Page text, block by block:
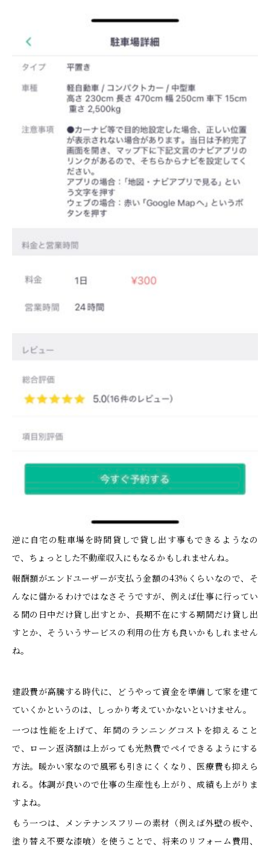
逆に自宅の駐車場を時間貸しで貸し出す事もできるようなの
で、ちょっとした不動産収入にもなるかもしれませんね。
報酬額がエンドユーザーが支払う金額の43%くらいなので、そ
んなに儲かるわけではなさそうですが、例えば仕事に行ってい
る間の日中だけ貸し出すとか、長期不在にする期間だけ貸し出
すとか、そういうサービスの利用の仕方も良いかもしれません
ね。
建設費が高騰する時代に、どうやって資金を準備して家を建て
ていくかというのは、しっかり考えていかないといけません。
一つは性能を上げて、年間のランニングコストを抑えること
で、ローン返済額は上がっても光熱費でペイできるようにする
方法。暖かい家なので風邪も引きにくくなり、医療費も抑えら
れる。体調が良いので仕事の生産性も上がり、成績も上がりま
すよね。
もう一つは、メンテナンスフリーの素材（例えば外壁の板や、
塗り替え不要な漆喰）を使うことで、将来のリフォーム費用、